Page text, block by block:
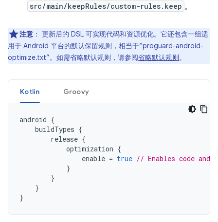
src/main/keepRules/custom-rules.keep 。
注意 ： 更新后的 DSL 可实现代码和资源优化。它还包含一组适
用于 Android 平台的默认保留规则，相当于“proguard-android-
optimize.txt”。如需省略默认规则，请参阅省略默认规则。
Kotlin Groovy
android {
buildTypes {
release {
optimization {
enable = true // Enables code and
}
}
}
}